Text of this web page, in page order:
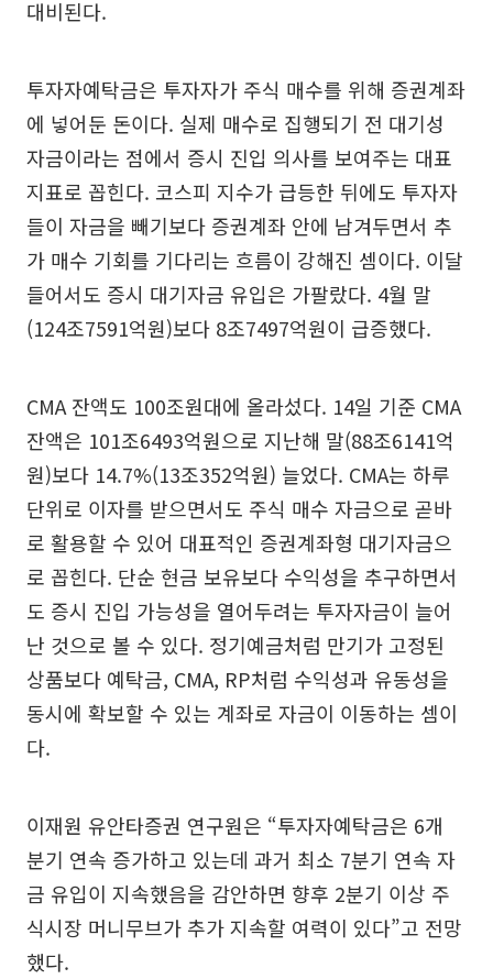
대비된다.
투자자예탁금은 투자자가 주식 매수를 위해 증권계좌
에 넣어둔 돈이다. 실제 매수로 집행되기 전 대기성
자금이라는 점에서 증시 진입 의사를 보여주는 대표
지표로 꼽힌다. 코스피 지수가 급등한 뒤에도 투자자
들이 자금을 빼기보다 증권계좌 안에 남겨두면서 추
가 매수 기회를 기다리는 흐름이 강해진 셈이다. 이달
들어서도 증시 대기자금 유입은 가팔랐다. 4월 말
(124조7591억원)보다 8조7497억원이 급증했다.
CMA 잔액도 100조원대에 올라섰다. 14일 기준 CMA
잔액은 101조6493억원으로 지난해 말(88조6141억
원)보다 14.7%(13조352억원) 늘었다. CMA는 하루
단위로 이자를 받으면서도 주식 매수 자금으로 곧바
로 활용할 수 있어 대표적인 증권계좌형 대기자금으
로 꼽힌다. 단순 현금 보유보다 수익성을 추구하면서
도 증시 진입 가능성을 열어두려는 투자자금이 늘어
난 것으로 볼 수 있다. 정기예금처럼 만기가 고정된
상품보다 예탁금, CMA, RP처럼 수익성과 유동성을
동시에 확보할 수 있는 계좌로 자금이 이동하는 셈이
다.
이재원 유안타증권 연구원은 “투자자예탁금은 6개
분기 연속 증가하고 있는데 과거 최소 7분기 연속 자
금 유입이 지속했음을 감안하면 향후 2분기 이상 주
식시장 머니무브가 추가 지속할 여력이 있다”고 전망
했다.